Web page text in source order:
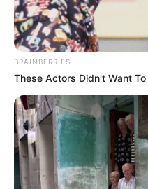
BRAINBERRIES
These Actors Didn't Want